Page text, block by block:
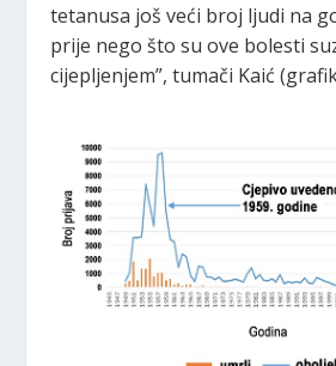
tetanusa još veći broj ljudi na
prije nego što su ove bolesti
cijepljenjem”, tumači Kaić